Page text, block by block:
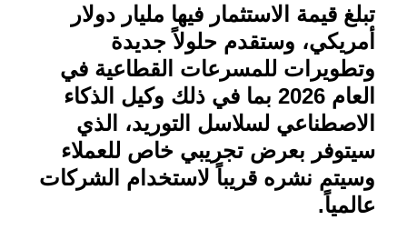
تبلغ قيمة الاستثمار فيها مليار دولار
أمريكي، وستقدم حلولاً جديدة
وتطويرات للمسرعات القطاعية في
العام 2026 بما في ذلك وكيل الذكاء
الاصطناعي لسلاسل التوريد، الذي
سيتوفر بعرض تجريبي خاص للعملاء
وسيتم نشره قريباً لاستخدام الشركات
عالمياً.